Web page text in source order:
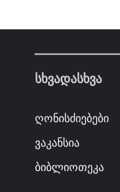
სხვადასხვა
ღონისძიებები
ვაკანსია
ბიბლიოთეკა